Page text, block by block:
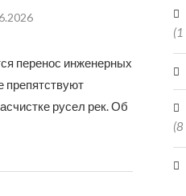
перенос инженерных
препятствуют
русел рек. Об